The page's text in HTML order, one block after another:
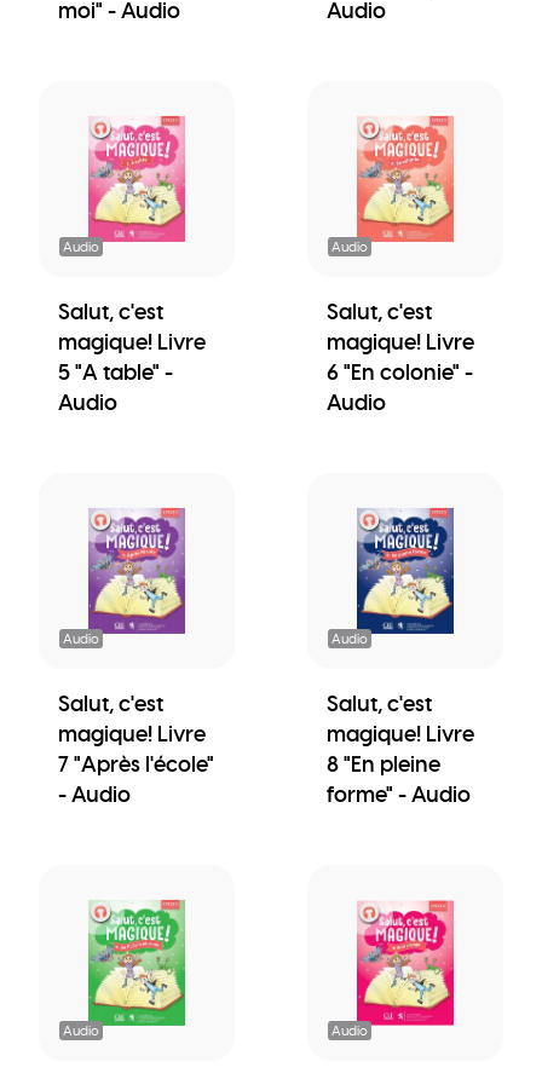
moi" - Audio
Audio
Audio
Salut, c'est
magique! Livre
5 "A table" -
Audio
Audio
Salut, c'est
magique! Livre
6 "En colonie" -
Audio
Audio
Salut, c'est
magique! Livre
7 "Après l'école"
- Audio
Audio
Salut, c'est
magique! Livre
8 "En pleine
forme" - Audio
Audio Audio